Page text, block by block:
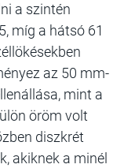
a szintén
míg a hátsó 61
az 50 mm-
mint a
öröm volt
diszkrét
akiknek a minél